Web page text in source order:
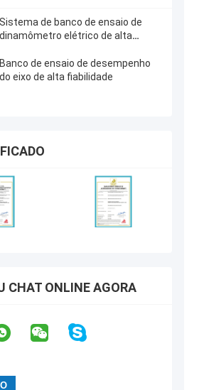
Sistema de banco de ensaio de
dinamômetro elétrico de alta
Banco de ensaio de desempenho
do eixo de alta fiabilidade
CHAT ONLINE AGORA